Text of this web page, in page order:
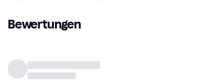
Bewertungen